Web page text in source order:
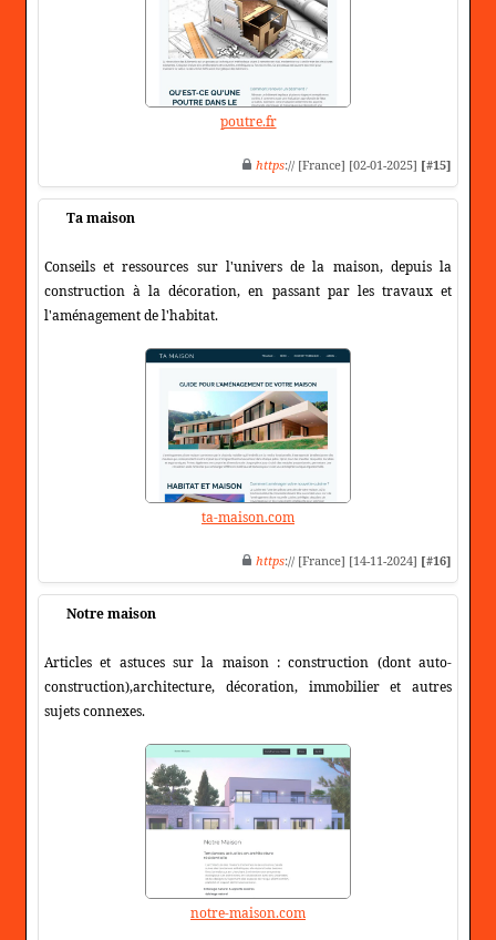
poutre.fr
https:// [France] [02-01-2025] [#15]
Ta maison
Conseils et ressources sur l'univers de la maison, depuis la
construction à la décoration, en passant par les travaux et
l'aménagement de l'habitat.
ta-maison.com
https:// [France] [14-11-2024] [#16]
Notre maison
Articles et astuces sur la maison : construction (dont auto-
construction),architecture, décoration, immobilier et autres
sujets connexes.
notre-maison.com